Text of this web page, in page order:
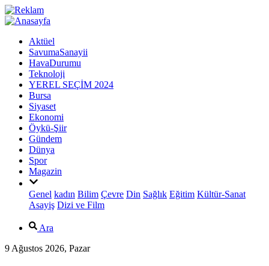
Aktüel
SavumaSanayii
HavaDurumu
Teknoloji
YEREL SEÇİM 2024
Bursa
Siyaset
Ekonomi
Öykü-Şiir
Gündem
Dünya
Spor
Magazin
Genel kadın Bilim Çevre Din Sağlık Eğitim Kültür-Sanat
Asayiş Dizi ve Film
Ara
9 Ağustos 2026, Pazar